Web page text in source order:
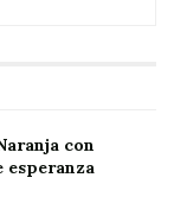
con
esperanza